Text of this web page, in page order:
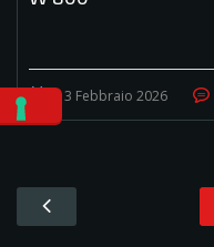
13 Febbraio 2026